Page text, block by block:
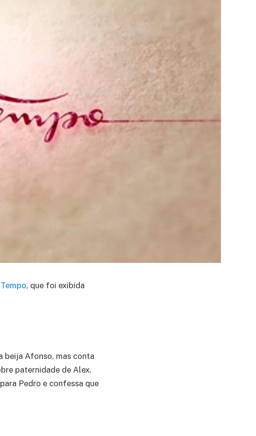
, que foi exibida
beija Afonso, mas conta
paternidade de Alex.
Pedro e confessa que